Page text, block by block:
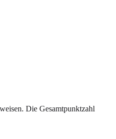
Die Gesamtpunktzahl